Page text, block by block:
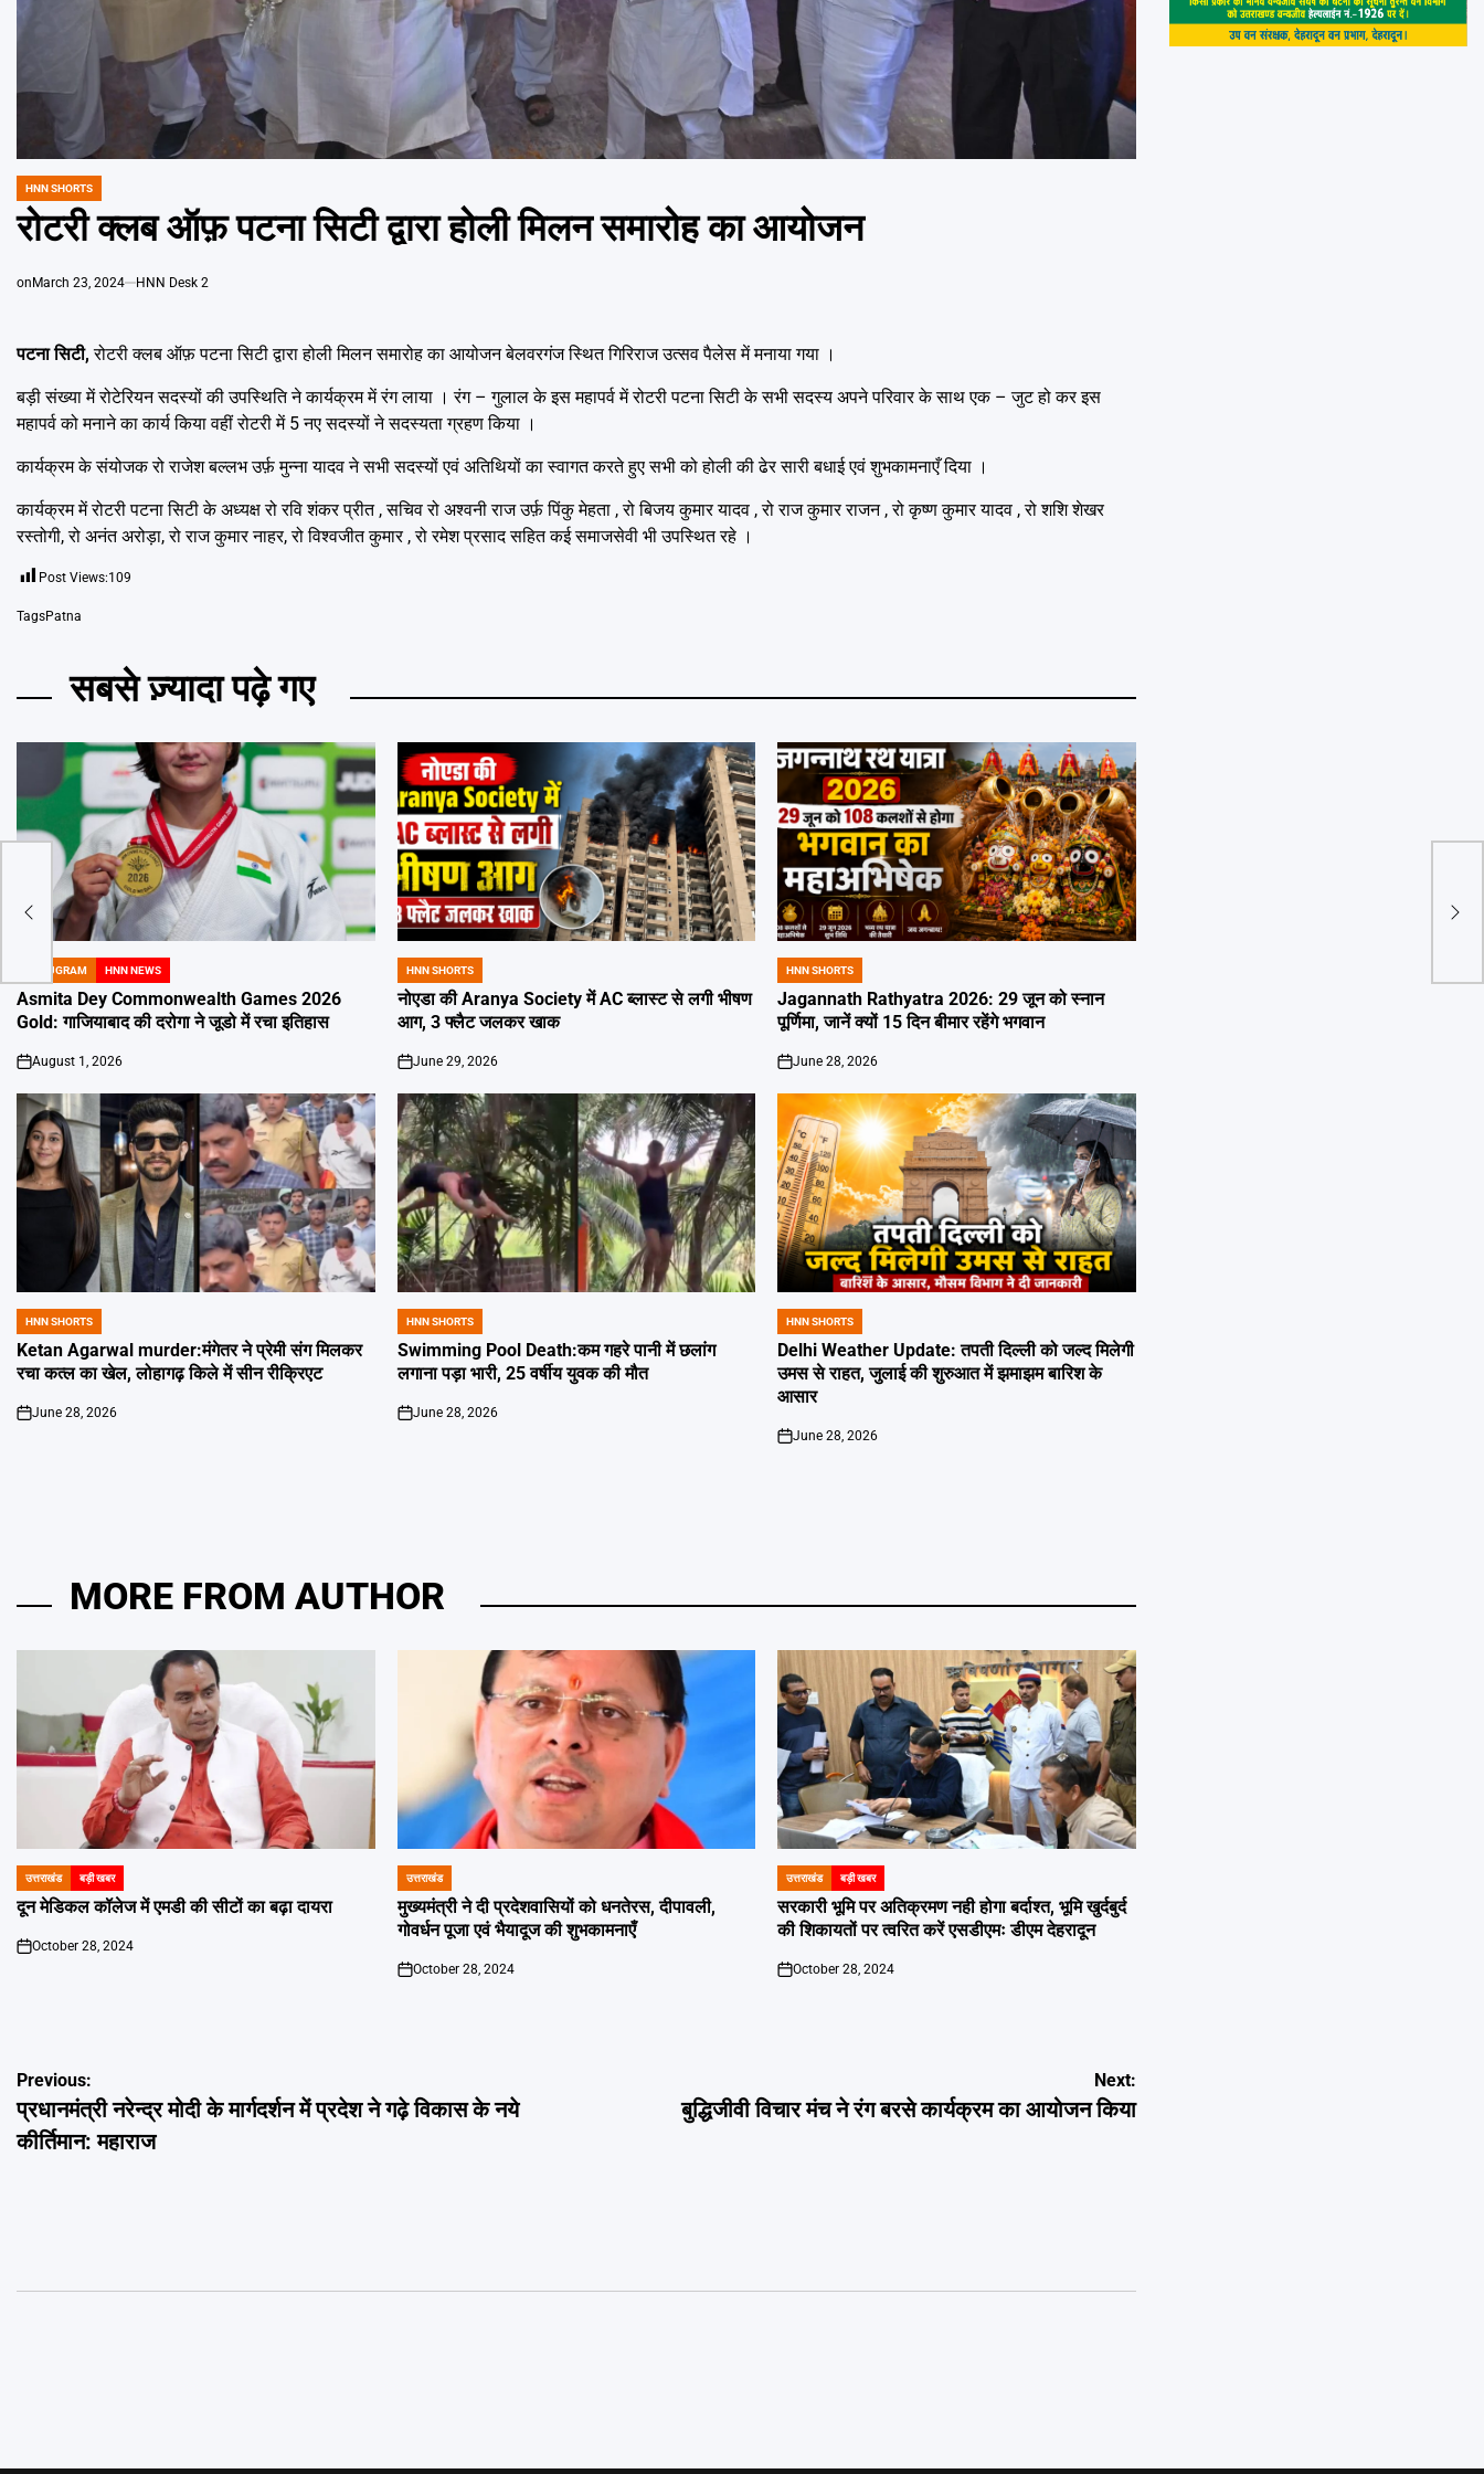
POSTED
HNN SHORTS
रोटरी क्लब ऑफ़ पटना सिटी द्वारा होली मिलन समारोह का आयोजन
on March 23, 2024 HNN Desk 2
पटना सिटी, रोटरी क्लब ऑफ़ पटना सिटी द्वारा होली मिलन समारोह का आयोजन बेलवरगंज स्थित गिरिराज उत्सव पैलेस में मनाया गया ।
बड़ी संख्या में रोटेरियन सदस्यों की उपस्थिति ने कार्यक्रम में रंग लाया । रंग – गुलाल के इस महापर्व में रोटरी पटना सिटी के सभी सदस्य अपने परिवार के साथ एक – जुट हो कर इस
महापर्व को मनाने का कार्य किया वहीं रोटरी में 5 नए सदस्यों ने सदस्यता ग्रहण किया ।
कार्यक्रम के संयोजक रो राजेश बल्लभ उर्फ़ मुन्ना यादव ने सभी सदस्यों एवं अतिथियों का स्वागत करते हुए सभी को होली की ढेर सारी बधाई एवं शुभकामनाएँ दिया ।
कार्यक्रम में रोटरी पटना सिटी के अध्यक्ष रो रवि शंकर प्रीत , सचिव रो अश्वनी राज उर्फ़ पिंकु मेहता , रो बिजय कुमार यादव , रो राज कुमार राजन , रो कृष्ण कुमार यादव , रो शशि शेखर
रस्तोगी, रो अनंत अरोड़ा, रो राज कुमार नाहर, रो विश्वजीत कुमार , रो रमेश प्रसाद सहित कई समाजसेवी भी उपस्थित रहे ।
Post Views:109
TagsPatna
सबसे ज़्यादा पढ़े गए
POSTED
IN
GURUGRAM HNN NEWS
Asmita Dey Commonwealth Games 2026
Gold: गाजियाबाद की दरोगा ने जूडो में रचा इतिहास
on
August 1, 2026
POSTED
IN
HNN SHORTS
नोएडा की Aranya Society में AC ब्लास्ट से लगी भीषण
आग, 3 फ्लैट जलकर खाक
on
June 29, 2026
POSTED
IN
HNN SHORTS
Jagannath Rathyatra 2026: 29 जून को स्नान
पूर्णिमा, जानें क्यों 15 दिन बीमार रहेंगे भगवान
on
June 28, 2026
POSTED
IN
HNN SHORTS
Ketan Agarwal murder:मंगेतर ने प्रेमी संग मिलकर
रचा कत्ल का खेल, लोहागढ़ किले में सीन रीक्रिएट
on
June 28, 2026
POSTED
IN
HNN SHORTS
Swimming Pool Death:कम गहरे पानी में छलांग
लगाना पड़ा भारी, 25 वर्षीय युवक की मौत
on
June 28, 2026
POSTED
IN
HNN SHORTS
Delhi Weather Update: तपती दिल्ली को जल्द मिलेगी
उमस से राहत, जुलाई की शुरुआत में झमाझम बारिश के
आसार
on
June 28, 2026
MORE FROM AUTHOR
POSTED
IN
उत्तराखंड बड़ी खबर
दून मेडिकल कॉलेज में एमडी की सीटों का बढ़ा दायरा
on
October 28, 2024
POSTED
IN
उत्तराखंड
मुख्यमंत्री ने दी प्रदेशवासियों को धनतेरस, दीपावली,
गोवर्धन पूजा एवं भैयादूज की शुभकामनाएँ
on
October 28, 2024
POSTED
IN
उत्तराखंड बड़ी खबर
सरकारी भूमि पर अतिक्रमण नही होगा बर्दाश्त, भूमि खुर्दबुर्द
की शिकायतों पर त्वरित करें एसडीएमः डीएम देहरादून
on
October 28, 2024
का
Post
navigation
Previous:
प्रधानमंत्री नरेन्द्र मोदी के मार्गदर्शन में प्रदेश ने गढ़े विकास के नये
कीर्तिमान: महाराज
Next:
बुद्धिजीवी विचार मंच ने रंग बरसे कार्यक्रम का आयोजन किया